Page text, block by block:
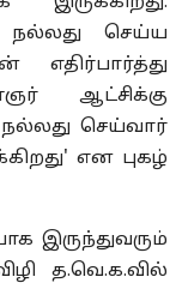
செய்ய
ஆட்சிக்கு
நல்லது செய்வார்
என புகழ்
இருந்துவரும்
த.வெ.க.வில்